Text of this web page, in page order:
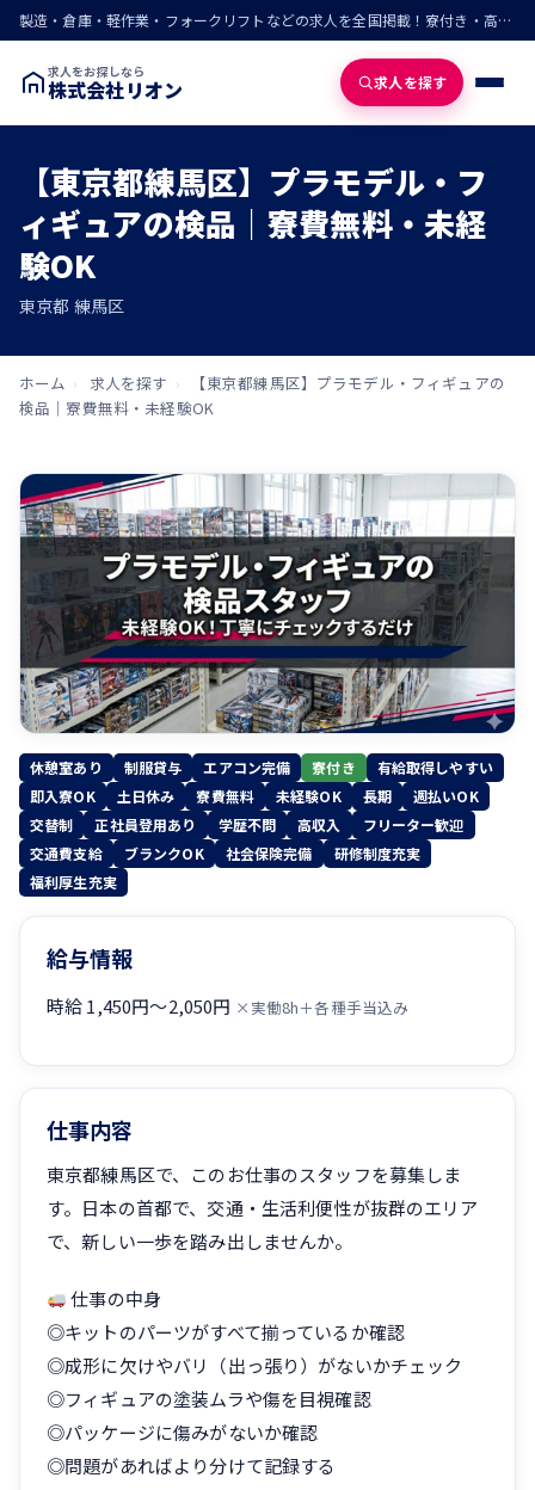
製造・倉庫・軽作業・フォークリフトなどの求人を全国掲載！寮付き・高収入・即入寮の仕事が見つかる
求人をお探しなら
株式会社リオン 求人を探す
【東京都練馬区】プラモデル・フ
ィギュアの検品｜寮費無料・未経
験OK
東京都 練馬区
ホーム › 求人を探す ›
【東京都練馬区】プラモデル・フィギュアの
検品｜寮費無料・未経験OK
休憩室あり 制服貸与 エアコン完備 寮付き
有給取得しやすい
即入寮OK
土日休み 寮費無料 未経験OK 長期
週払いOK
交替制
正社員登用あり 学歴不問 高収入
フリーター歓迎
交通費支給
ブランクOK 社会保険完備
研修制度充実
福利厚生充実
給与情報
時給 1,450円〜2,050円 ×実働8h＋各種手当込み
仕事内容
東京都練馬区で、このお仕事のスタッフを募集しま
す。日本の首都で、交通・生活利便性が抜群のエリア
で、新しい一歩を踏み出しませんか。
仕事の中身
◎キットのパーツがすべて揃っているか確認
◎成形に欠けやバリ（出っ張り）がないかチェック
◎フィギュアの塗装ムラや傷を目視確認
◎パッケージに傷みがないか確認
◎問題があればより分けて記録する